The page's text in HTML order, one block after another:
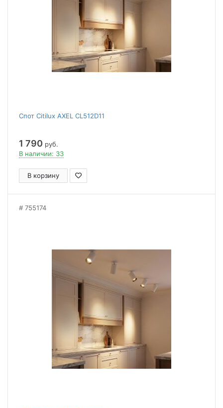
Спот Citilux AXEL CL512D11
1 790 руб.
В наличии: 33
В корзину
755174